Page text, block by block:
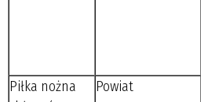
Piłka nożna
Powiat